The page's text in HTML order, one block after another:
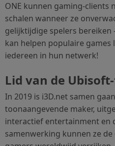
ONE kunnen gaming-clients
schalen wanneer ze
gelijktijdige spelers
kan helpen populaire
iedereen in hun netwerk!
Lid van de
In 2019 is i3D.net samen
toonaangevende maker,
interactief entertainment en
samenwerking kunnen ze